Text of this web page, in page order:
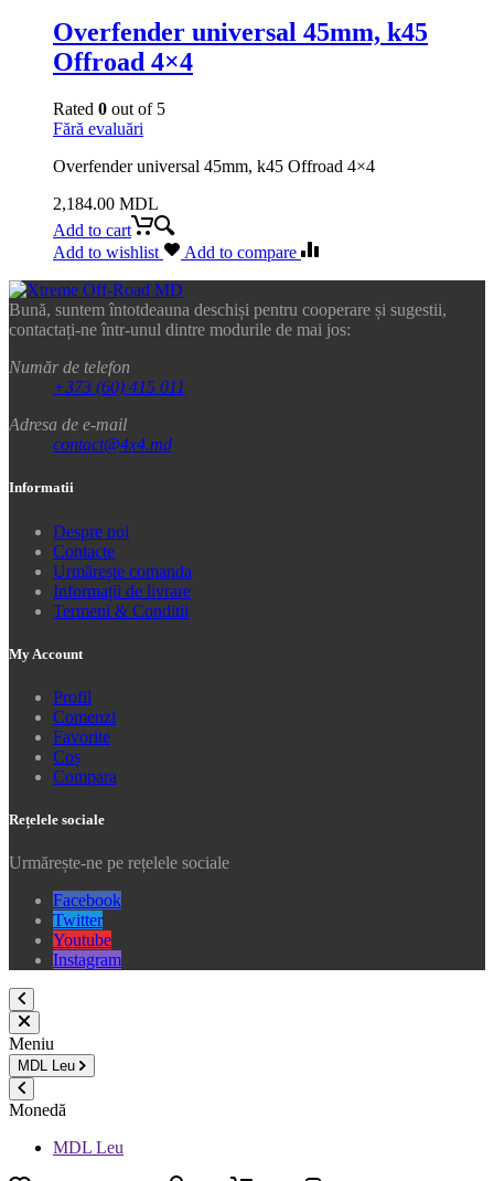
Overfender universal 45mm, k45
Offroad 4×4
Rated 0 out of 5
Fără evaluări
Overfender universal 45mm, k45 Offroad 4×4
2,184.00 MDL
Add to cart
Add to wishlist
Add to compare
Bună, suntem întotdeauna deschiși pentru cooperare și sugestii,
contactați-ne într-unul dintre modurile de mai jos:
Număr de telefon
+373 (60) 415 011
Adresa de e-mail
contact@4x4.md
Informatii
Despre noi
Contacte
Urmărește comanda
Informații de livrare
Termeni & Conditii
My Account
Profil
Comenzi
Favorite
Coș
Compara
Rețelele sociale
Urmărește-ne pe rețelele sociale
Facebook
Twitter
Youtube
Instagram
Meniu
MDL Leu
Monedă
MDL Leu